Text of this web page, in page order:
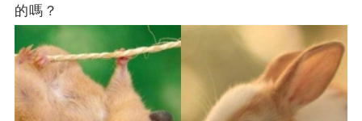
的嗎？